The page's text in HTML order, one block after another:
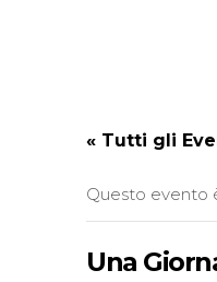
« Tutti gli
Questo evento
Una